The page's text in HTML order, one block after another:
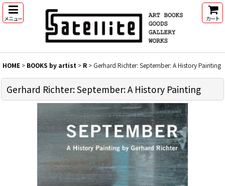
メニュー カート
HOME > BOOKS by artist > R >Gerhard Richter: September: A History Painting
Gerhard Richter: September: A History Painting